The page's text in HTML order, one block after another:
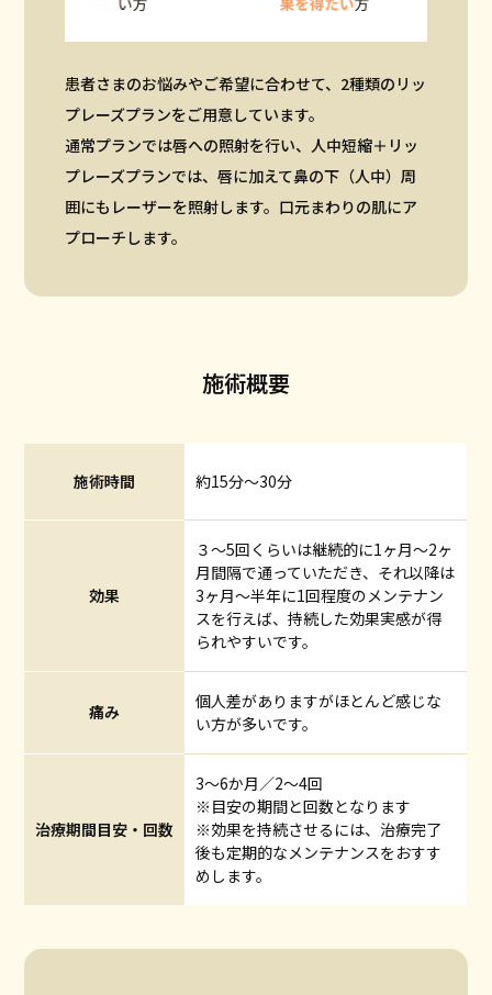
患者さまのお悩みやご希望に合わせて、2種類のリッ
プレーズプランをご用意しています。
通常プランでは唇への照射を行い、人中短縮＋リッ
プレーズプランでは、唇に加えて鼻の下（人中）周
囲にもレーザーを照射します。口元まわりの肌にア
プローチします。
施術概要
施術時間 約15分〜30分
効果
３〜5回くらいは継続的に1ヶ月〜2ヶ
月間隔で通っていただき、それ以降は
3ヶ月〜半年に1回程度のメンテナン
スを行えば、持続した効果実感が得
られやすいです。
痛み
個人差がありますがほとんど感じな
い方が多いです。
治療期間目安・回数
3〜6か月／2〜4回
※目安の期間と回数となります
※効果を持続させるには、治療完了
後も定期的なメンテナンスをおすす
めします。